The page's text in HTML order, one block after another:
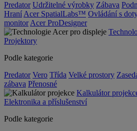
Predator Udržitelné výrobky Zábava
Hraní Acer SpatialLabs™ Ovládání s
monitor Acer ProDesigner
Projektory
Podle kategorie
Predator Vero Třída Velké prostory
zábava Přenosné
Kalkulátor
Elektronika a příslušenství
Podle kategorie